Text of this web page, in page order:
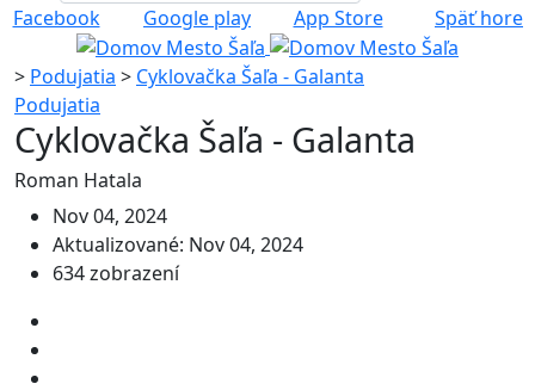
Facebook Google play App Store Späť hore
> Podujatia > Cyklovačka Šaľa - Galanta
Podujatia
Cyklovačka Šaľa - Galanta
Roman Hatala
Nov 04, 2024
Aktualizované: Nov 04, 2024
634 zobrazení